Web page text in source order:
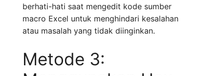
berhati-hati saat mengedit kode sumber
macro Excel untuk menghindari kesalahan
atau masalah yang tidak diinginkan.
Metode 3: